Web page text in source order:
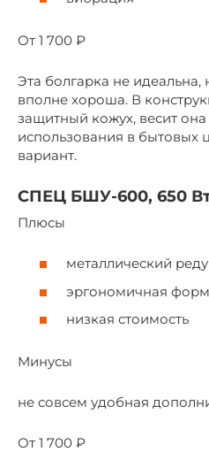
От 1 700 ₽
Эта болгарка не идеальна,
вполне хороша. В
защитный кожух, весит
использования в бытовых
вариант.
СПЕЦ БШУ-600, 650
Плюсы
металлический
эргономичная
низкая стоимость
Минусы
не совсем удобная
От 1 700 ₽